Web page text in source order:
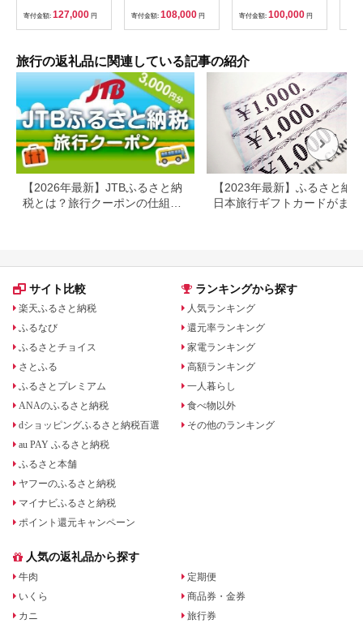
温泉 宿泊券 旅行 トラ
ベル 宿泊 宿泊施設 宿
レジャー F6P-0991
寄付金額: 127,000 円
／21-6／20・10／1-
11／30）
寄付金額: 108,000 円 寄付金額: 100,000 円
旅行の返礼品に関連している記事の紹介
【2026年最新】JTBふるさと納
税とは？旅行クーポンの仕組
【2023年最新】ふるさと納
日本旅行ギフトカードがまだ
サイト比較
楽天ふるさと納税
ふるなび
ふるさとチョイス
さとふる
ふるさとプレミアム
ANAのふるさと納税
dショッピングふるさと納税百選
au PAY ふるさと納税
ふるさと本舗
ヤフーのふるさと納税
マイナビふるさと納税
ポイント還元キャンペーン
ランキングから探す
人気ランキング
還元率ランキング
家電ランキング
高額ランキング
一人暮らし
食べ物以外
その他のランキング
人気の返礼品から探す
牛肉
いくら
カニ
定期便
商品券・金券
旅行券